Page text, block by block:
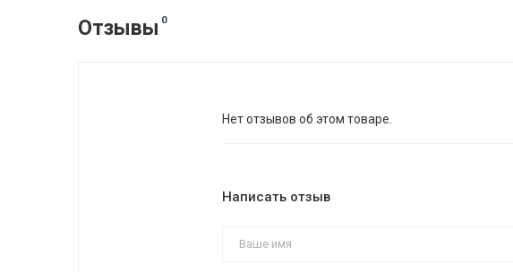
Отзывы 0
Нет отзывов об этом товаре.
Написать отзыв